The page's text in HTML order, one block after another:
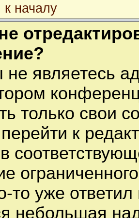
к началу
не являетесь
только свои
к
в
то уже
небольшая